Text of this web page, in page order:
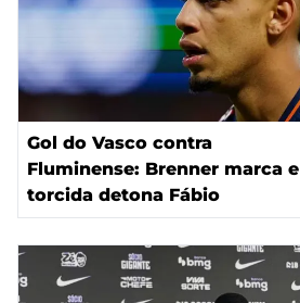
Gol do Vasco contra
Fluminense: Brenner marca e
torcida detona Fábio